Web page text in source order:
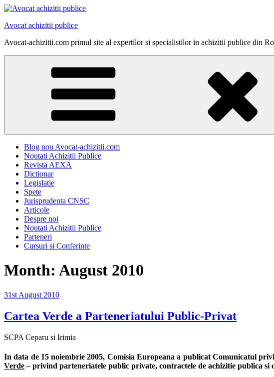
Skip
content
Avocat achizitii publice
Avocat-achizitii.com primul site al expertilor si specialistilor in achizitii publice din
Blog nou Avocat-achizitii.com
Noutati Achizitii Publice
Revista AEXA
Dictionar
Legislatie
Spete
Jurisprudenta CNSC
Articole
Despre noi
Noutati Achizitii Publice
Parteneri
Cursuri si Conferinte
Month: August 2010
Posted
31st August 2010
Cartea Verde a Parteneriatului Public-Privat
SCPA Ceparu si Irimia
In data de 15 noiembrie 2005, Comisia Europeana a publicat Comunicatul
Verde– privind parteneriatele public private, contractele de achizitie publica si